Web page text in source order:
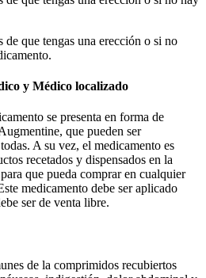
que tengas una erección o si no
y Médico localizado
se presenta en forma de
que pueden ser
A su vez, el medicamento es
recetados y dispensados en la
que pueda comprar en cualquier
medicamento debe ser aplicado
ser de venta libre.
de la comprimidos recubiertos